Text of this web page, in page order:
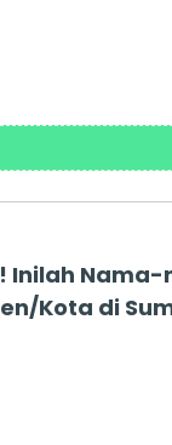
Inilah Nama-
Kota di